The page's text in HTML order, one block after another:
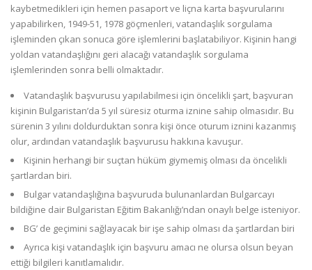
kaybetmedikleri için hemen pasaport ve liçna karta başvurularını
yapabilirken, 1949-51, 1978 göçmenleri, vatandaşlık sorgulama
işleminden çıkan sonuca göre işlemlerini başlatabiliyor. Kişinin hangi
yoldan vatandaşlığını geri alacağı vatandaşlık sorgulama
işlemlerinden sonra belli olmaktadır.
Vatandaşlık başvurusu yapılabilmesi için öncelikli şart, başvuran
kişinin Bulgaristan’da 5 yıl süresiz oturma iznine sahip olmasıdır. Bu
sürenin 3 yılını doldurduktan sonra kişi önce oturum iznini kazanmış
olur, ardından vatandaşlık başvurusu hakkına kavuşur.
Kişinin herhangi bir suçtan hüküm giymemiş olması da öncelikli
şartlardan biri.
Bulgar vatandaşlığına başvuruda bulunanlardan Bulgarcayı
bildiğine dair Bulgaristan Eğitim Bakanlığı’ndan onaylı belge isteniyor.
BG’ de geçimini sağlayacak bir işe sahip olması da şartlardan biri
Ayrıca kişi vatandaşlık için başvuru amacı ne olursa olsun beyan
ettiği bilgileri kanıtlamalıdır.